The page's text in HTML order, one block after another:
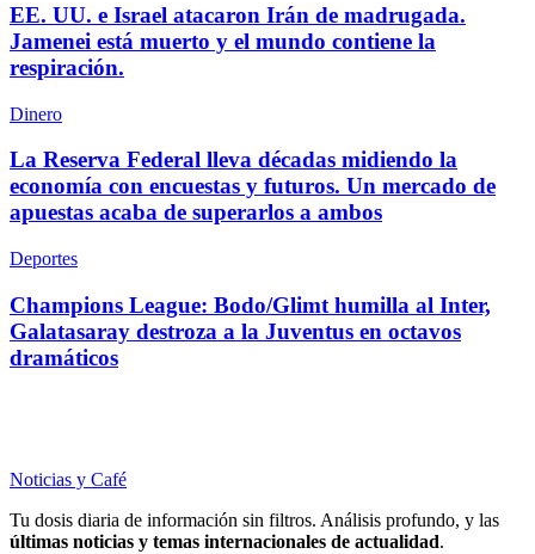
EE. UU. e Israel atacaron Irán de madrugada.
Jamenei está muerto y el mundo contiene la
respiración.
Dinero
La Reserva Federal lleva décadas midiendo la
economía con encuestas y futuros. Un mercado de
apuestas acaba de superarlos a ambos
Deportes
Champions League: Bodo/Glimt humilla al Inter,
Galatasaray destroza a la Juventus en octavos
dramáticos
Noticias y Café
Tu dosis diaria de información sin filtros. Análisis profundo, y las
últimas noticias y temas internacionales de actualidad.